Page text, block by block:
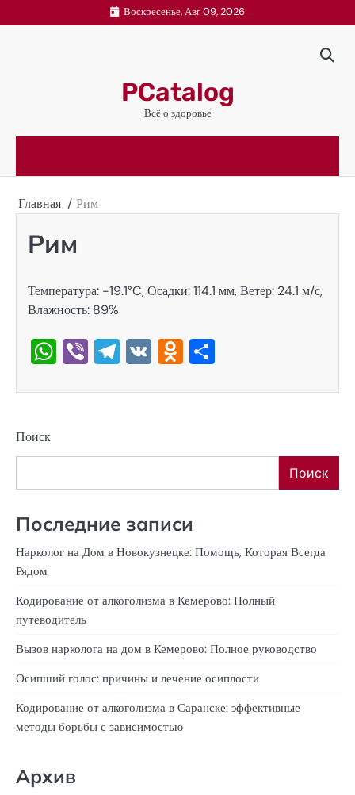
к
Воскресенье, Авг 09, 2026
PCatalog
Всё о здоровье
Главная Рим
Рим
Температура: -19.1°C, Осадки: 114.1 мм, Ветер: 24.1 м/с,
Влажность: 89%
WhatsApp
ViberTelegram
VKOdnoklassniki
Поиск
Поиск
Последние записи
Нарколог на Дом в Новокузнецке: Помощь, Которая Всегда
Рядом
Кодирование от алкоголизма в Кемерово: Полный
путеводитель
Вызов нарколога на дом в Кемерово: Полное руководство
Осипший голос: причины и лечение осиплости
Кодирование от алкоголизма в Саранске: эффективные
методы борьбы с зависимостью
Архив